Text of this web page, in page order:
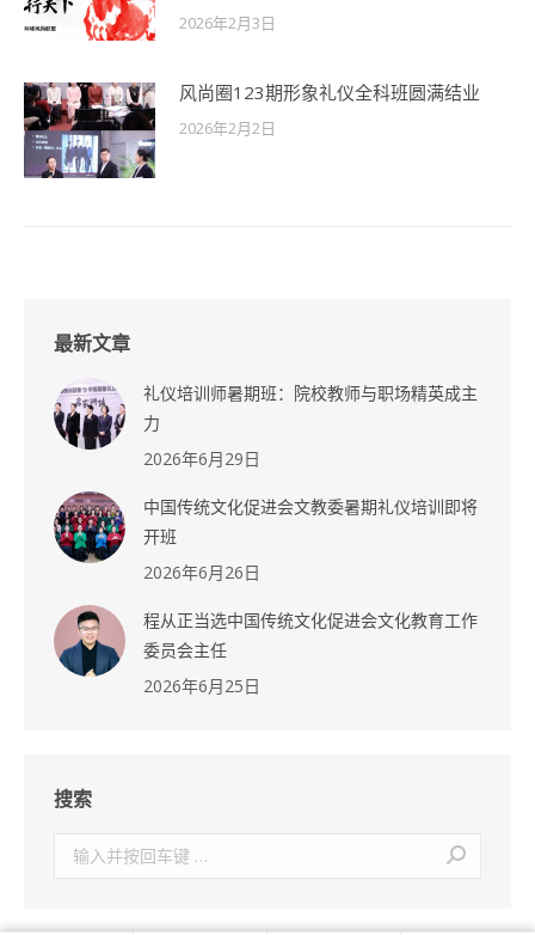
2026年2月3日
风尚圈123期形象礼仪全科班圆满结业
2026年2月2日
最新文章
礼仪培训师暑期班：院校教师与职场精英成主
力
2026年6月29日
中国传统文化促进会文教委暑期礼仪培训即将
开班
2026年6月26日
程从正当选中国传统文化促进会文化教育工作
委员会主任
2026年6月25日
搜索